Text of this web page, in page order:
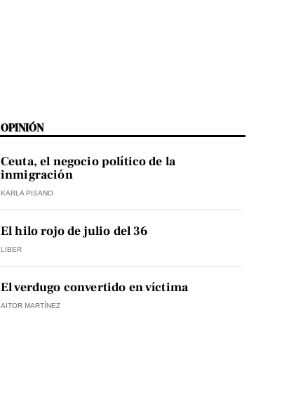
OPINIÓN
Ceuta, el negocio político de la
inmigración
KARLA PISANO
El hilo rojo de julio del 36
LIBER
El verdugo convertido en víctima
AITOR MARTÍNEZ